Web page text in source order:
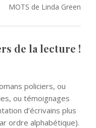
MOTS de Linda Green
de la lecture !
policiers, ou
ou témoignages
d’écrivains plus
ordre alphabétique).